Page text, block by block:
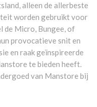
alleen de allerbeste
worden gebruikt voor
de Micro, Bungee, of
provocatieve snit en
en raak geïnspireerde
te bieden heeft.
van Manstore bij